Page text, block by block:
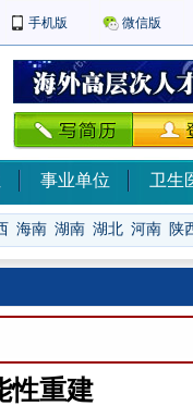
手机版 微信版
事业单位 卫生
海南 湖南 湖北 河南 陕
性重建